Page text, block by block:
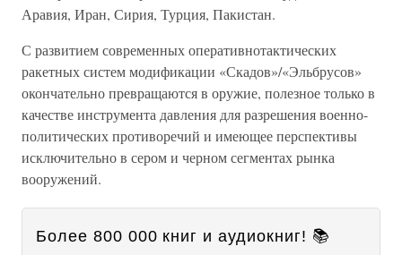
Аравия, Иран, Сирия, Турция, Пакистан.
С развитием современных оперативнотактических
ракетных систем модификации «Скадов»/«Эльбрусов»
окончательно превращаются в оружие, полезное только в
качестве инструмента давления для разрешения военно-
политических противоречий и имеющее перспективы
исключительно в сером и черном сегментах рынка
вооружений.
Более 800 000 книг и аудиокниг! 📚